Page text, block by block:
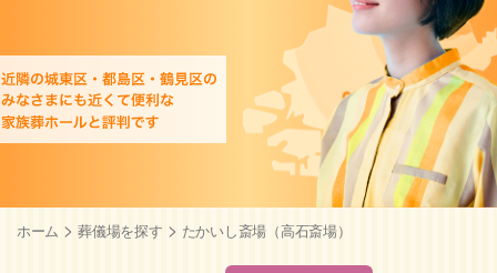
ホーム >葬儀場を探す > たかいし斎場（高石斎場）